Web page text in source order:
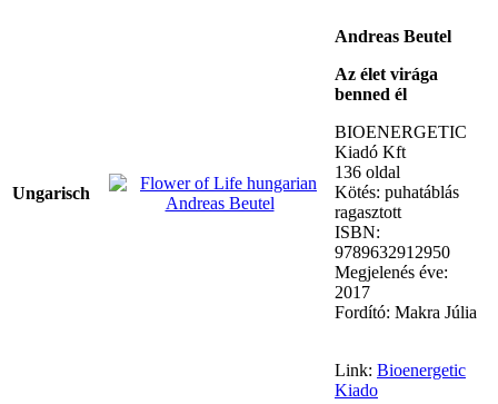
Ungarisch
Andreas Beutel
Az élet virága
benned él
BIOENERGETIC
Kiadó Kft
136 oldal
Kötés: puhatáblás
ragasztott
ISBN:
9789632912950
Megjelenés éve:
2017
Fordító: Makra Júlia
Link: Bioenergetic
Kiado